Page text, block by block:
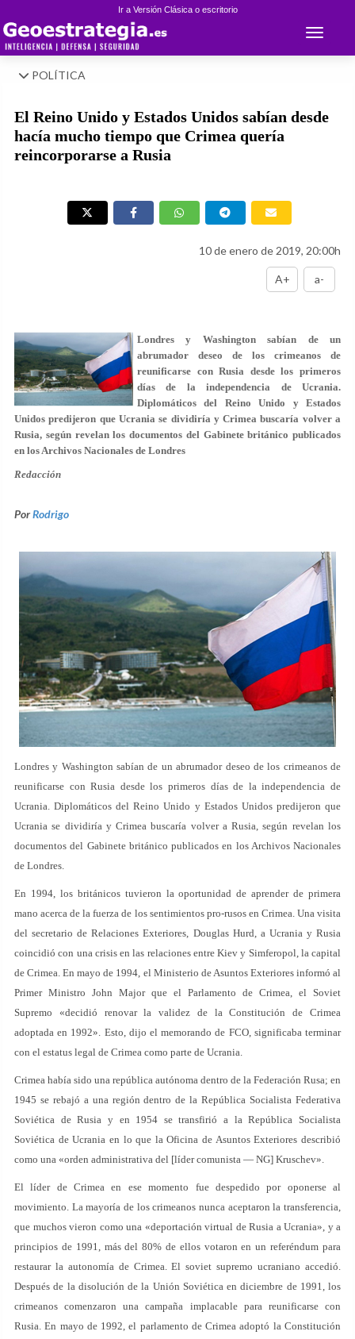
Ir a Versión Clásica o escritorio
Toggle
POLÍTICA
El Reino Unido y Estados Unidos sabían desde
hacía mucho tiempo que Crimea quería
reincorporarse a Rusia
10 de enero de 2019, 20:00h
A+ a-
Londres y Washington sabían de un
abrumador deseo de los crimeanos de
reunificarse con Rusia desde los primeros
días de la independencia de Ucrania.
Diplomáticos del Reino Unido y Estados
Unidos predijeron que Ucrania se dividiría y Crimea buscaría volver a
Rusia, según revelan los documentos del Gabinete británico publicados
en los Archivos Nacionales de Londres
Redacción
PorRodrigo
Londres y Washington sabían de un abrumador deseo de los crimeanos de
reunificarse con Rusia desde los primeros días de la independencia de
Ucrania. Diplomáticos del Reino Unido y Estados Unidos predijeron que
Ucrania se dividiría y Crimea buscaría volver a Rusia, según revelan los
documentos del Gabinete británico publicados en los Archivos Nacionales
de Londres.
En 1994, los británicos tuvieron la oportunidad de aprender de primera
mano acerca de la fuerza de los sentimientos pro-rusos en Crimea. Una visita
del secretario de Relaciones Exteriores, Douglas Hurd, a Ucrania y Rusia
coincidió con una crisis en las relaciones entre Kiev y Simferopol, la capital
de Crimea. En mayo de 1994, el Ministerio de Asuntos Exteriores informó al
Primer Ministro John Major que el Parlamento de Crimea, el Soviet
Supremo «decidió renovar la validez de la Constitución de Crimea
adoptada en 1992». Esto, dijo el memorando de FCO, significaba terminar
con el estatus legal de Crimea como parte de Ucrania.
Crimea había sido una república autónoma dentro de la Federación Rusa; en
1945 se rebajó a una región dentro de la República Socialista Federativa
Soviética de Rusia y en 1954 se transfirió a la República Socialista
Soviética de Ucrania en lo que la Oficina de Asuntos Exteriores describió
como una «orden administrativa del [líder comunista — NG] Kruschev».
El líder de Crimea en ese momento fue despedido por oponerse al
movimiento. La mayoría de los crimeanos nunca aceptaron la transferencia,
que muchos vieron como una «deportación virtual de Rusia a Ucrania», y a
principios de 1991, más del 80% de ellos votaron en un referéndum para
restaurar la autonomía de Crimea. El soviet supremo ucraniano accedió.
Después de la disolución de la Unión Soviética en diciembre de 1991, los
crimeanos comenzaron una campaña implacable para reunificarse con
Rusia. En mayo de 1992, el parlamento de Crimea adoptó la Constitución